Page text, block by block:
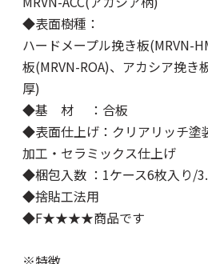
◆表面樹種：
ハードメープル挽き板(MRVN-
板(MRVN-ROA)、アカシア挽き
厚)
◆基 材 ：合板
◆表面仕上げ：クリアリッチ塗
加工・セラミックス仕上げ
◆梱包入数 ：1ケース6枚入り/
◆捨貼工法用
◆F★★★★商品です